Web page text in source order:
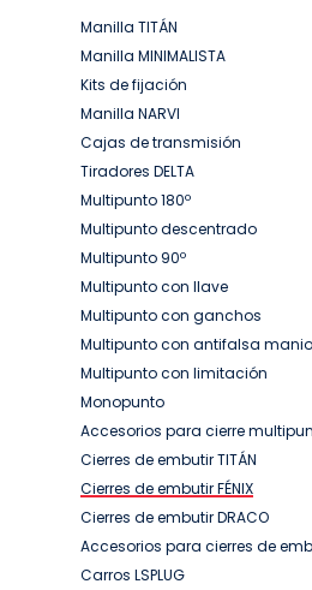
Manilla TITÁN
Manilla MINIMALISTA
Kits de fijación
Manilla NARVI
Cajas de transmisión
Tiradores DELTA
Multipunto 180º
Multipunto descentrado
Multipunto 90º
Multipunto con llave
Multipunto con ganchos
Multipunto con antifalsa
Multipunto con limitación
Monopunto
Accesorios para cierre
Cierres de embutir TITÁN
Cierres de embutir FÉNIX
Cierres de embutir DRACO
Accesorios para cierres de
Carros LSPLUG